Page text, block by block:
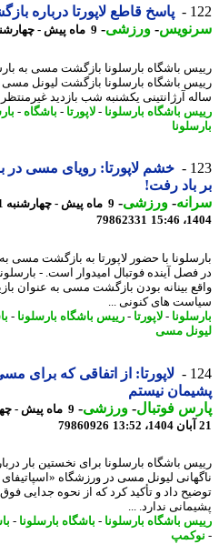
پاسخ قاطع لاپورتا درباره
-ورزشی-9 ماه پیش - چهارشنبه 21 آبان 1404، 19:58
باشگاه بارسلونا بازگشت مسی به بارسا را
آرژانتینی یکشنبه شب بازدید غیرمنتظره ...
باشگاه بارسلونا-لاپورتا-باشگاه-بارسا-
خشم لاپورتا: رویای مسی در
باد رفت!
- ورزشی-
9 ماه پیش -
79862331
با حضور لاپورتا به بازگشت مسی به
آینده فوتبال امیدوار است. - بارسلونا؛
بینانه بودن بازگشت مسی به عنوان بازیکن
های کنونی ...
-لاپورتا-رییس باشگاه بارسلونا-
مسی
لاپورتا: از اتفاقی که برای مسی
نیستم
فوتبال-ورزشی-
9 ماه پیش -
79860926
باشگاه بارسلونا برای نخستین بار درباره
لیونل مسی در ورزشگاه «اسپاتیفای
ندارد. ...
باشگاه بارسلونا-باشگاه بارسلونا-